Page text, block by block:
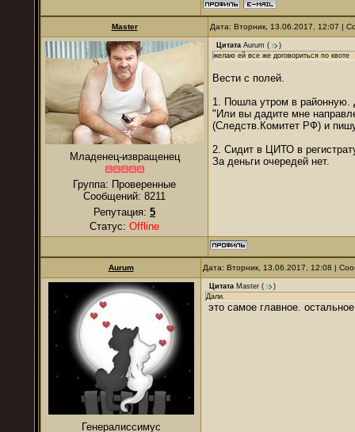
Master Дата: Вторник, 13.06.2017, 12:07 |
Младенец-извращенец
Группа: Проверенные
Сообщений: 8211
Репутация: 5
Статус: Offline
Цитата Aurum (
)
желаю ей все же договориться по квоте
Вести с полей.
1. Пошла утром в районную.
"Или вы дадите мне
(Следств.Комитет РФ) и
2. Сидит в ЦИТО в
За деньги очередей нет.
Aurum Дата: Вторник, 13.06.2017, 12:08 |
Генералиссимус
Цитата Master (
)
Дали.
это самое главное.